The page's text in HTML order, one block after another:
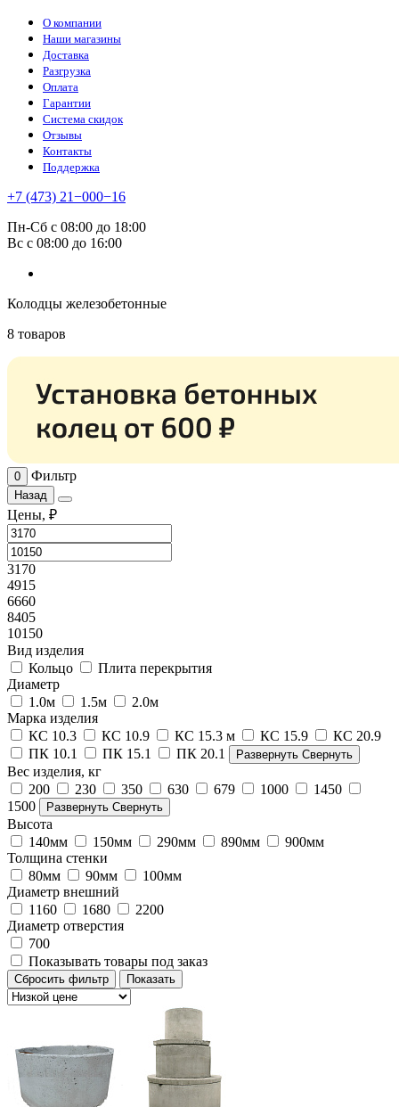
О компании
Наши магазины
Доставка
Разгрузка
Оплата
Гарантии
Система скидок
Отзывы
Контакты
Поддержка
+7 (473) 21−000−16
Пн-Сб с 08:00 до 18:00
Вс с 08:00 до 16:00
Колодцы железобетонные
8 товаров
0 Фильтр
Назад
Цены, ₽
3170
4915
6660
8405
10150
Вид изделия
Кольцо
Плита перекрытия
Диаметр
1.0м
1.5м
2.0м
Марка изделия
КС 10.3
КС 10.9 КС 15.3 м КС 15.9
КС 20.9
ПК 10.1
ПК 15.1 ПК 20.1 Развернуть Свернуть
Вес изделия, кг
200
230 350 630 679 1000
1450
1500
Развернуть Свернуть
Высота
140мм
150мм 290мм 890мм
900мм
Толщина стенки
80мм
90мм
100мм
Диаметр внешний
1160
1680
2200
Диаметр отверстия
700
Показывать товары под заказ
Сбросить фильтр Показать